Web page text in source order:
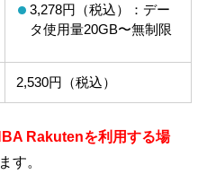
3,278円（税込）：デー
タ使用量20GB〜無制限
2,530円（税込）
Rakutenを利用する場
す。